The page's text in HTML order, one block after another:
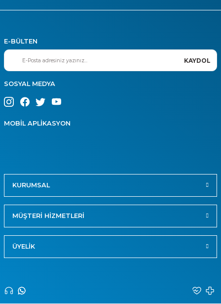
E-BÜLTEN
KAYDOL
SOSYAL MEDYA
MOBİL APLİKASYON
KURUMSAL
MÜŞTERİ HİZMETLERİ
ÜYELİK